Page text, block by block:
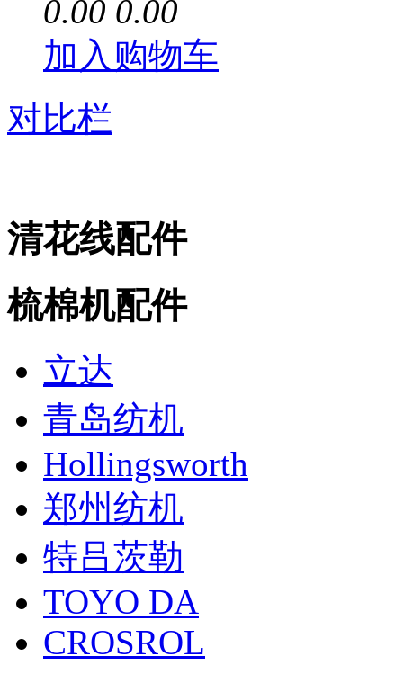
0.00 0.00
加入购物车
对比栏
清花线配件
梳棉机配件
立达
青岛纺机
Hollingsworth
郑州纺机
特吕茨勒
TOYO DA
CROSROL